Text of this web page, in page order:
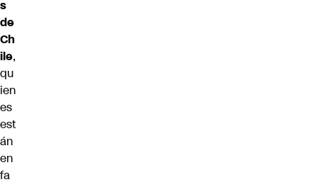
s
de
Ch
ile,
qu
ien
es
est
án
en
fa